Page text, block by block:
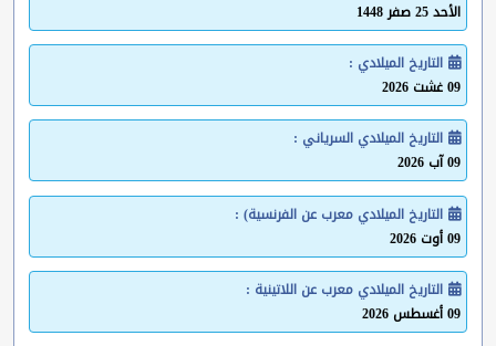
الأحد 25 صفر 1448
التاريخ الميلادي :
09 غشت 2026
التاريخ الميلادي السرياني :
09 آب 2026
التاريخ الميلادي معرب عن الفرنسية) :
09 أوت 2026
التاريخ الميلادي معرب عن اللاتينية :
09 أغسطس 2026